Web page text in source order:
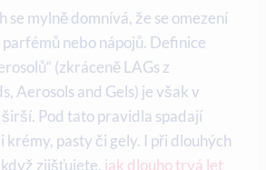
se mylně domnívá, že se omezení
nebo nápojů. Definice
(zkráceně LAGs z
Aerosols and Gels) je však v
Pod tato pravidla spadají
krémy, pasty či gely. I při dlouhých
zjišťujete, jak dlouho trvá let